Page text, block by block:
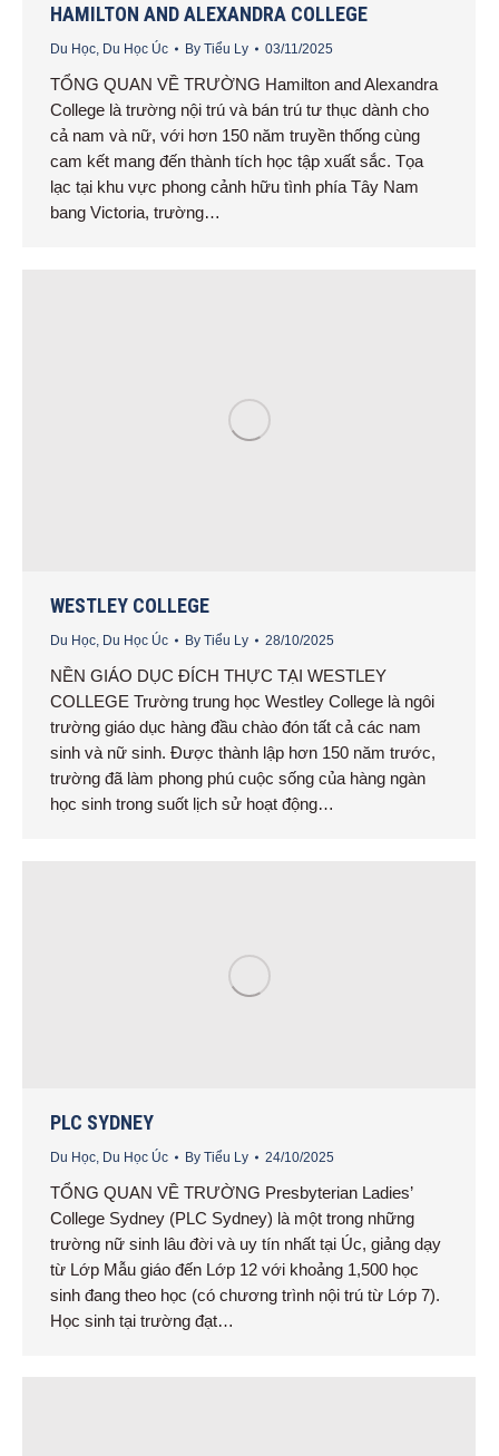
HAMILTON AND ALEXANDRA COLLEGE
Du Học Du Học Úc By Tiểu Ly 03/11/2025
TỔNG QUAN VỀ TRƯỜNG Hamilton and Alexandra
College là trường nội trú và bán trú tư thục dành cho
cả nam và nữ, với hơn 150 năm truyền thống cùng
cam kết mang đến thành tích học tập xuất sắc. Tọa
lạc tại khu vực phong cảnh hữu tình phía Tây Nam
bang Victoria, trường…
WESTLEY COLLEGE
Du Học, Du Học Úc By Tiểu Ly 28/10/2025
NỀN GIÁO DỤC ĐÍCH THỰC TẠI WESTLEY
COLLEGE Trường trung học Westley College là ngôi
trường giáo dục hàng đầu chào đón tất cả các nam
sinh và nữ sinh. Được thành lập hơn 150 năm trước,
trường đã làm phong phú cuộc sống của hàng ngàn
học sinh trong suốt lịch sử hoạt động…
PLC SYDNEY
Du Học Du Học Úc By Tiểu Ly 24/10/2025
TỔNG QUAN VỀ TRƯỜNG Presbyterian Ladies’
College Sydney (PLC Sydney) là một trong những
trường nữ sinh lâu đời và uy tín nhất tại Úc, giảng dạy
từ Lớp Mẫu giáo đến Lớp 12 với khoảng 1,500 học
sinh đang theo học (có chương trình nội trú từ Lớp 7).
Học sinh tại trường đạt…